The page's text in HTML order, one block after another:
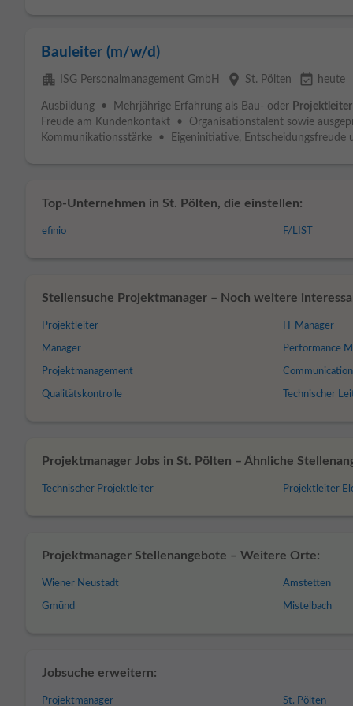
Bauleiter (m/w/d)
apartment ISG Personalmanagement GmbH place St. Pölten event_available heute
Ausbildung • Mehrjährige Erfahrung als Bau- oder Projektleiter
Freude am Kundenkontakt • Organisationstalent sowie
Kommunikationsstärke • Eigeninitiative, Entscheidungsfreude
Top-Unternehmen in St. Pölten, die einstellen:
efinio F/LIST
Stellensuche Projektmanager – Noch weitere
Projektleiter
Manager
Projektmanagement
Qualitätskontrolle
IT Manager
Performance
Technischer
Projektmanager Jobs in St. Pölten – Ähnliche
Technischer Projektleiter Projektleiter
Projektmanager Stellenangebote – Weitere Orte:
Wiener Neustadt
Gmünd
Amstetten
Mistelbach
Jobsuche erweitern:
Projektmanager St. Pölten